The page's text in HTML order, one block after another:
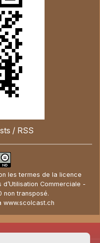
/ RSS
les termes de la licence
Commerciale -
non transposé.
www.scolcast.ch